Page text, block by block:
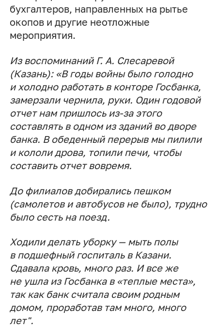
бухгалтеров, направленных на рытье
окопов и другие неотложные
мероприятия.
Из воспоминаний Г. А. Слесаревой
(Казань): «В годы войны было голодно
и холодно работать в конторе Госбанка,
замерзали чернила, руки. Один годовой
отчет нам пришлось из-за этого
составлять в одном из зданий во дворе
банка. В обеденный перерыв мы пилили
и кололи дрова, топили печи, чтобы
составить отчет вовремя.
До филиалов добирались пешком
(самолетов и автобусов не было), трудно
было сесть на поезд.
Ходили делать уборку — мыть полы
в подшефный госпиталь в Казани.
Сдавала кровь, много раз. И все же
не ушла из Госбанка в «теплые места»,
так как банк считала своим родным
домом, проработав там много, много
лет".